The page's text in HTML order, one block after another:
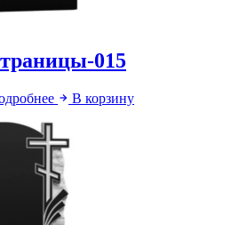
015
В корзину